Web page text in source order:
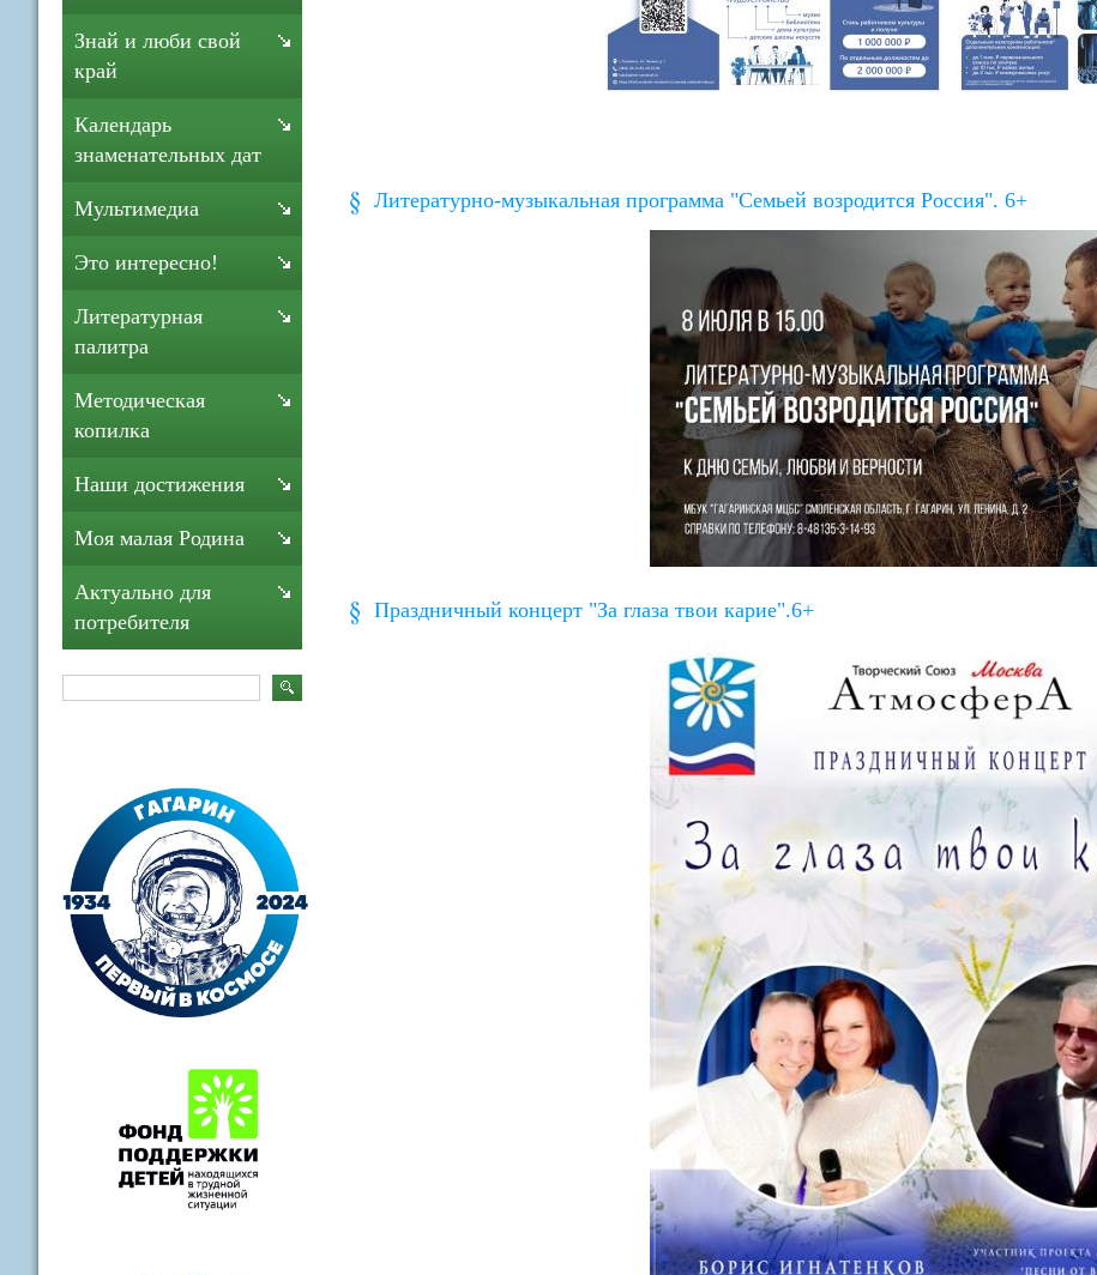
Литературно-музыкальная программа "Семьей возродится Россия". 6+
Праздничный концерт "За глаза твои карие".6+
Знай и люби свой
край
Календарь
знаменательных дат
Мультимедиа
Это интересно!
Литературная
палитра
Методическая
копилка
Наши достижения
Моя малая Родина
Актуально для
потребителя